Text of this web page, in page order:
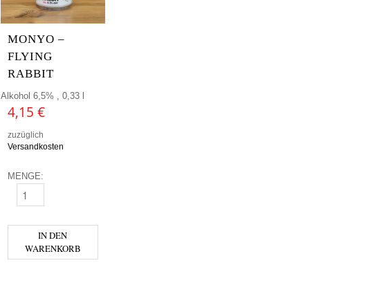
MONYO –
FLYING
RABBIT
Alkohol 6,5% , 0,33 l
4,15 €
zuzüglich
Versandkosten
MENGE:
MONYO - FLYING RABBIT MENGE
IN DEN
WARENKORB